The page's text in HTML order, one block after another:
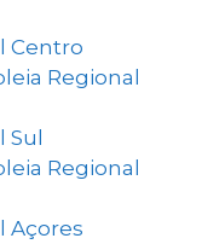
Centro
Regional
Sul
Regional
Açores